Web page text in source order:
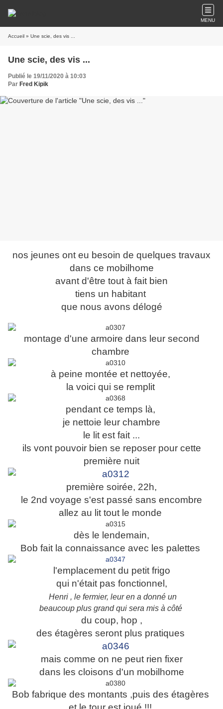
MENU
Accueil » Une scie, des vis ...
Une scie, des vis ...
Publié le 19/11/2020 à 10:03
Par Fred Kipik
nos jeunes ont eu besoin de quelques travaux
dans ce mobilhome
avant d'être tout à fait bien
tiens un habitant
que nous avons délogé
montage d'une armoire dans leur second
chambre
à peine montée et nettoyée,
la voici qui se remplit
pendant ce temps là,
je nettoie leur chambre
le lit est fait ...
ils vont pouvoir bien se reposer pour cette
première nuit
première soirée, 22h,
le 2nd voyage s'est passé sans encombre
allez au lit tout le monde
dès le lendemain,
Bob fait la connaissance avec les palettes
l'emplacement du petit frigo
qui n'était pas fonctionnel,
Henri , le fermier, leur en a donné un
beaucoup plus grand qui sera mis à côté
du coup, hop ,
des étagères seront plus pratiques
mais comme on ne peut rien fixer
dans les cloisons d'un mobilhome
Bob fabrique des montants ,puis des étagères